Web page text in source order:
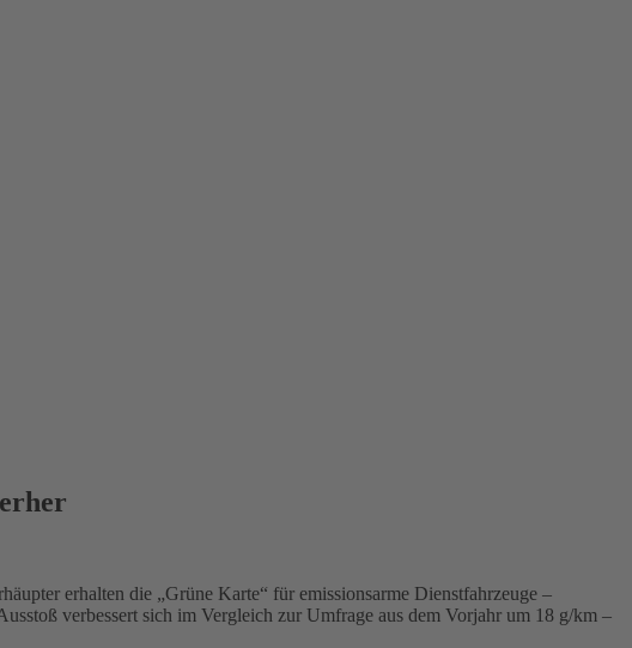
erhalten die „Grüne Karte“ für emissionsarme Dienstfahrzeuge –
verbessert sich im Vergleich zur Umfrage aus dem Vorjahr um 18 g/km –